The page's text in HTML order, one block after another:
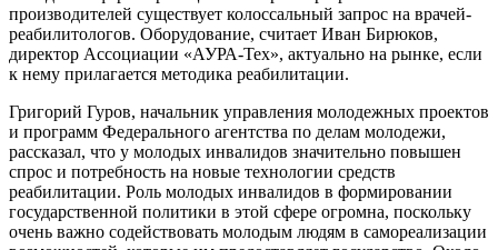
производителей существует колоссальный запрос на врачей-
реабилитологов. Оборудование, считает Иван Бирюков,
директор Ассоциации «АУРА-Тех», актуально на рынке, если
к нему прилагается методика реабилитации.
Григорий Гуров, начальник управления молодежных проектов
и программ Федерального агентства по делам молодежи,
рассказал, что у молодых инвалидов значительно повышен
спрос и потребность на новые технологии средств
реабилитации. Роль молодых инвалидов в формировании
государственной политики в этой сфере огромна, поскольку
очень важно содействовать молодым людям в самореализации